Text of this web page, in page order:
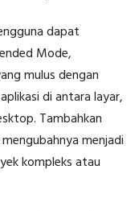
dapat
Mode,
mulus dengan
di antara layar,
Tambahkan
menjadi
kompleks atau